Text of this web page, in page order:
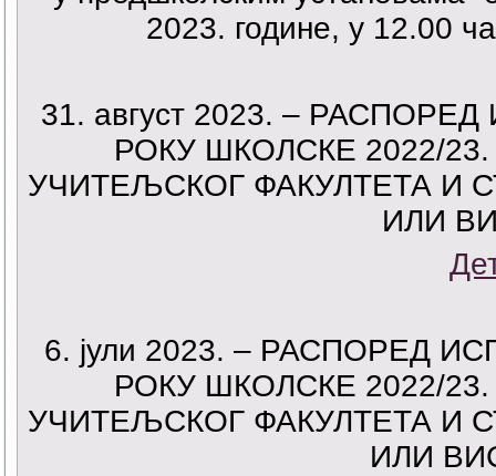
2023. године, у 12.00
31. август 2023. –
РОКУ ШКОЛСКЕ 2022/
УЧИТЕЉСКОГ ФАКУЛТЕТА И
ИЛИ
6. јули 2023. – РАСПОРЕД
РОКУ ШКОЛСКЕ 2022/
УЧИТЕЉСКОГ ФАКУЛТЕТА И
ИЛИ